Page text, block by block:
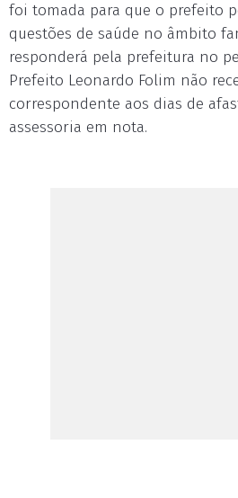
foi tomada para que o prefeito
questões de saúde no âmbito
responderá pela prefeitura no
Prefeito Leonardo Folim não
correspondente aos dias de
assessoria em nota.